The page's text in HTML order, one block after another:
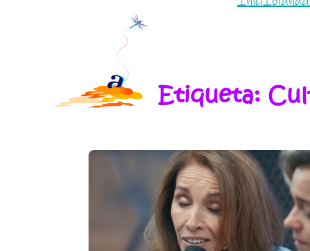
Etiqueta: